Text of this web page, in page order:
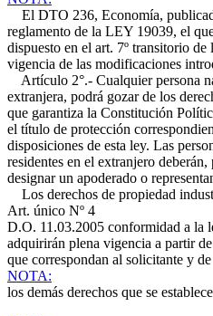
El DTO 236, Economía,
reglamento de la LEY 19039, el
dispuesto en el art. 7º transitorio
vigencia de las modificaciones
Artículo 2°.- Cualquier persona
extranjera, podrá gozar de los
que garantiza la Constitución
el título de protección
disposiciones de esta ley. Las
residentes en el extranjero deberán,
designar un apoderado o
Los derechos de propiedad
Art. único Nº 4
D.O. 11.03.2005 conformidad a la
adquirirán plena vigencia a partir
que correspondan al solicitante y de
NOTA:
los demás derechos que se